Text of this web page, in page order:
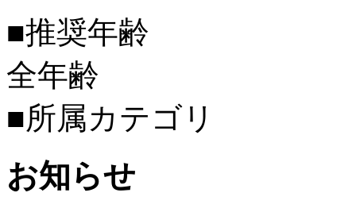
■推奨年齢
全年齢
■所属カテゴリ
お知らせ